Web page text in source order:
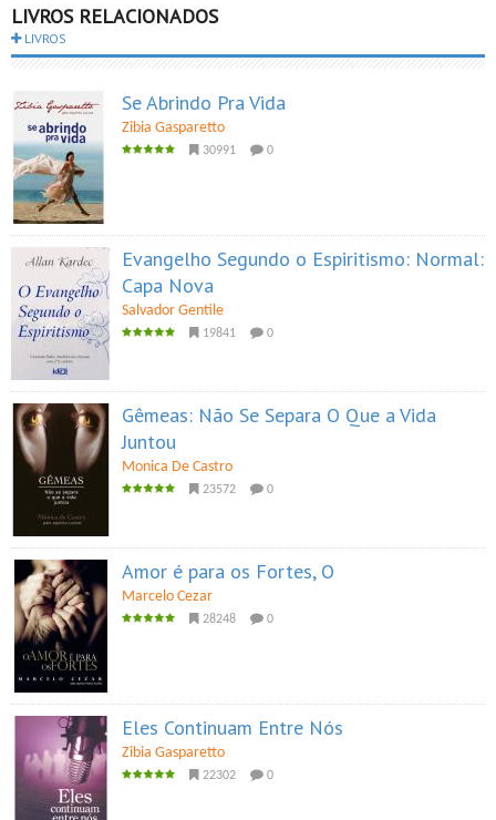
LIVROS RELACIONADOS
LIVROS
Se Abrindo Pra Vida
Zibia Gasparetto
30991 0
Evangelho Segundo o Espiritismo: Normal:
Capa Nova
Salvador Gentile
19841 0
Gêmeas: Não Se Separa O Que a Vida
Juntou
Monica De Castro
23572 0
Amor é para os Fortes, O
Marcelo Cezar
28248 0
Eles Continuam Entre Nós
Zibia Gasparetto
22302 0